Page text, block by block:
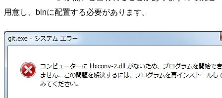
用意し、binに配置する必要があります。